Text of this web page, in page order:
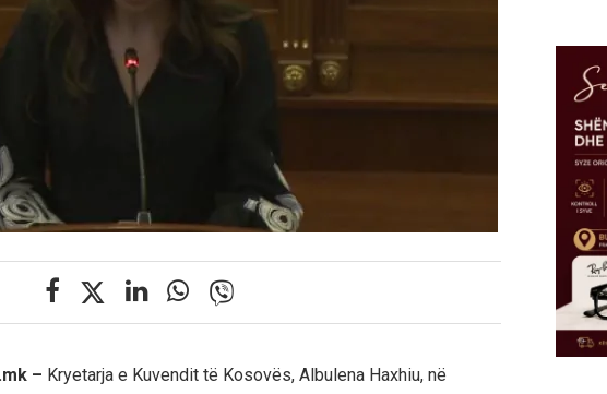
– Kryetarja e Kuvendit të Kosovës, Albulena Haxhiu, në